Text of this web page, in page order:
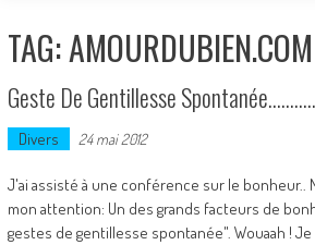
TAG: AMOURDUBIEN.COM
Geste De Gentillesse
Divers 24 mai 2012
J'ai assisté à une conférence sur le bonheur..
mon attention: Un des grands facteurs de
gestes de gentillesse spontanée". Wouaah ! Je